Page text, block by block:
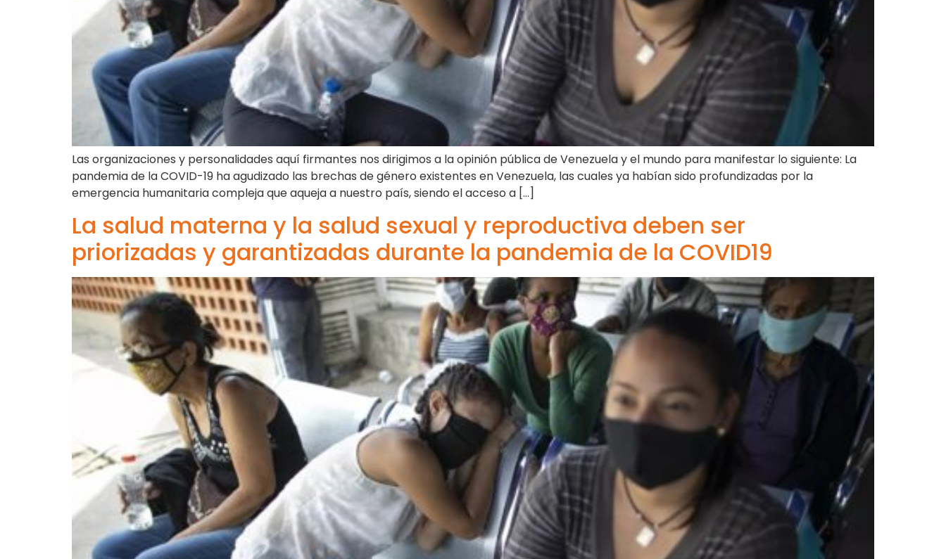
Las organizaciones y personalidades aquí firmantes nos dirigimos a la opinión pública de Venezuela y el mundo para manifestar lo siguiente: La
pandemia de la COVID-19 ha agudizado las brechas de género existentes en Venezuela, las cuales ya habían sido profundizadas por la
emergencia humanitaria compleja que aqueja a nuestro país, siendo el acceso a […]
La salud materna y la salud sexual y reproductiva deben ser
priorizadas y garantizadas durante la pandemia de la COVID19